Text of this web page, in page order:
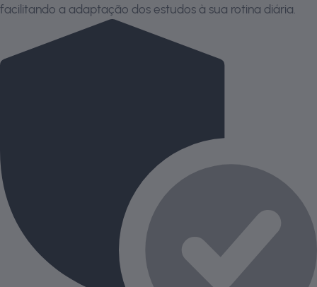
facilitando a adaptação dos estudos à sua rotina diária.